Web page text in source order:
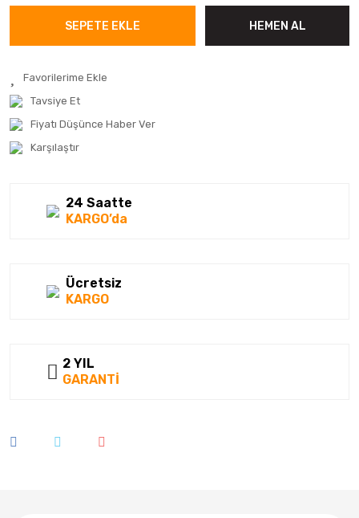
SEPETE EKLE HEMEN AL
Tavsiye Et
Fiyatı Düşünce Haber Ver
Karşılaştır
24 Saatte
KARGO’da
Ücretsiz
KARGO
2 YIL
GARANTİ